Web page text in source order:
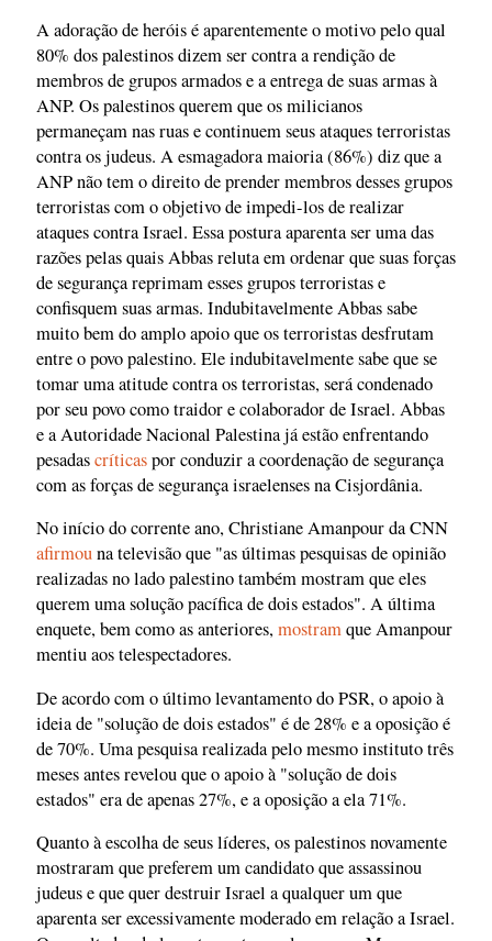
A adoração de heróis é aparentemente o motivo pelo qual
80% dos palestinos dizem ser contra a rendição de
membros de grupos armados e a entrega de suas armas à
ANP. Os palestinos querem que os milicianos
permaneçam nas ruas e continuem seus ataques terroristas
contra os judeus. A esmagadora maioria (86%) diz que a
ANP não tem o direito de prender membros desses grupos
terroristas com o objetivo de impedi-los de realizar
ataques contra Israel. Essa postura aparenta ser uma das
razões pelas quais Abbas reluta em ordenar que suas forças
de segurança reprimam esses grupos terroristas e
confisquem suas armas. Indubitavelmente Abbas sabe
muito bem do amplo apoio que os terroristas desfrutam
entre o povo palestino. Ele indubitavelmente sabe que se
tomar uma atitude contra os terroristas, será condenado
por seu povo como traidor e colaborador de Israel. Abbas
e a Autoridade Nacional Palestina já estão enfrentando
pesadascríticaspor conduzir a coordenação de segurança
com as forças de segurança israelenses na Cisjordânia.
No início do corrente ano, Christiane Amanpour da CNN
afirmouna televisão que "as últimas pesquisas de opinião
realizadas no lado palestino também mostram que eles
querem uma solução pacífica de dois estados". A última
enquete, bem como as anteriores,mostramque Amanpour
mentiu aos telespectadores.
De acordo com o último levantamento do PSR, o apoio à
ideia de "solução de dois estados" é de 28% e a oposição é
de 70%. Uma pesquisa realizada pelo mesmo instituto três
meses antes revelou que o apoio à "solução de dois
estados" era de apenas 27%, e a oposição a ela 71%.
Quanto à escolha de seus líderes, os palestinos novamente
mostraram que preferem um candidato que assassinou
judeus e que quer destruir Israel a qualquer um que
aparenta ser excessivamente moderado em relação a Israel.